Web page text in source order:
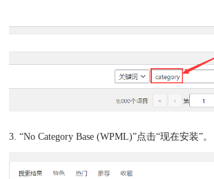
3. “No Category Base (WPML)”点击“现在安装”。